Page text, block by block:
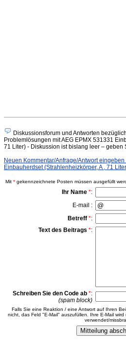
Diskussionsforum und Antworten
Problemlösungen mit AEG EPMX 531331
71 Liter) - Diskussion ist bislang leer – geben
Neuen Kommentar/Anfrage/Antwort eingeben
Einbauherdset (Strahlenheizkörper, A , 71
Mit * gekennzeichnete Posten müssen ausgefüllt
Ihr Name *:
E-mail :
Betreff *:
Text des Beitrags *:
Schreiben Sie den Code ab *:
(spam block)
Falls Sie eine Reaktion / eine Antwort auf Ihren
nicht, das Feld "E-Mail" auszufüllen. Ihre E-Mail
verwendet/